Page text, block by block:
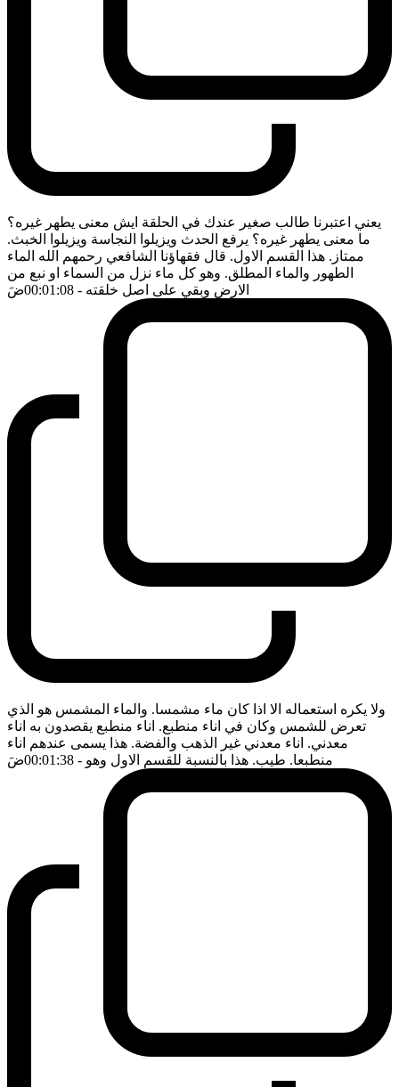
يعني اعتبرنا طالب صغير عندك في الحلقة ايش معنى يطهر غيره؟
ما معنى يطهر غيره؟ يرفع الحدث ويزيلوا النجاسة ويزيلوا الخبث.
ممتاز. هذا القسم الاول. قال فقهاؤنا الشافعي رحمهم الله الماء
الطهور والماء المطلق. وهو كل ماء نزل من السماء او نبع من
الارض وبقي على اصل خلقته - 00:01:08 ضَ
ولا يكره استعماله الا اذا كان ماء مشمسا. والماء المشمس هو الذي
تعرض للشمس وكان في اناء منطبع. اناء منطبع يقصدون به اناء
معدني. اناء معدني غير الذهب والفضة. هذا يسمى عندهم اناء
منطبعا. طيب. هذا بالنسبة للقسم الاول وهو - 00:01:38 ضَ